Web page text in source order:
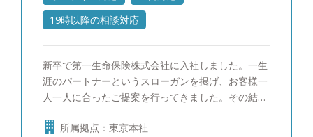
19時以降の相談対応
新卒で第一生命保険株式会社に入社しました。一生
涯のパートナーというスローガンを掲げ、お客様一
人一人に合ったご提案を行ってきました。その結
の看板としてホームページにも掲載されておりまし
所属拠点：東京本社